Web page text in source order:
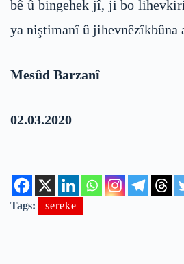
bê û bingehek jî, ji bo
ya niştimanî û jihevnêzîkbûna
Mesûd Barzanî
02.03.2020
Tags: sereke